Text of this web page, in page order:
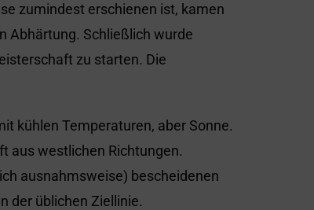
zumindest erschienen ist, kamen
Abhärtung. Schließlich wurde
zu starten. Die
kühlen Temperaturen, aber Sonne.
aus westlichen Richtungen.
ausnahmsweise) bescheidenen
der üblichen Ziellinie.